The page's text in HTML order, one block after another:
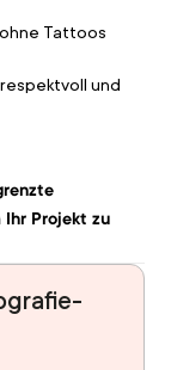
Tattoos
und
Ihr Projekt zu